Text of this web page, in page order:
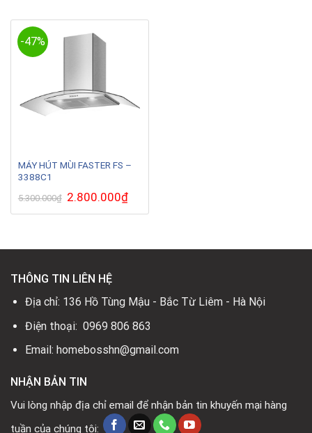
-47%
MÁY HÚT MÙI FASTER FS –
3388C1
5.300.000₫ Giá
gốc
là:
2.800.000₫Giá
hiện
tại
THÔNG TIN LIÊN HỆ
Địa chỉ: 136 Hồ Tùng Mậu - Bắc Từ Liêm - Hà Nội
Điện thoại: 0969 806 863
Email: homebosshn@gmail.com
NHẬN BẢN TIN
Vui lòng nhập địa chỉ email để nhận bản tin khuyến mại hàng
tuần của chúng tôi: